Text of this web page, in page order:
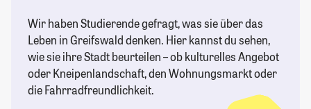
Wir haben Studierende gefragt, was sie über das
Leben in Greifswald denken. Hier kannst du sehen,
wie sie ihre Stadt beurteilen – ob kulturelles Angebot
oder Kneipenlandschaft, den Wohnungsmarkt oder
die Fahrradfreundlichkeit.